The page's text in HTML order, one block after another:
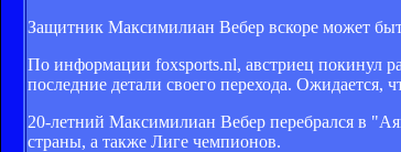
Защитник Максимилиан Вебер вскоре может
По информации foxsports.nl, австриец покинул
последние детали своего перехода. Ожидается,
20-летний Максимилиан Вебер перебрался в
страны, а также Лиге чемпионов.